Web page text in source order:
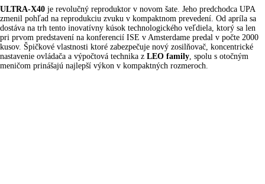
ULTRA-X40 je revolučný reproduktor v novom šate. Jeho predchodca UPA
zmenil pohľad na reprodukciu zvuku v kompaktnom prevedení. Od apríla sa
dostáva na trh tento inovatívny kúsok technologického veľdiela, ktorý sa len
pri prvom predstavení na konferencií ISE v Amsterdame predal v počte 2000
kusov. Špičkové vlastnosti ktoré zabezpečuje nový zosilňovač, koncentrické
nastavenie ovládača a výpočtová technika z LEO family , spolu s otočným
meničom prinášajú najlepší výkon v kompaktných rozmeroch.